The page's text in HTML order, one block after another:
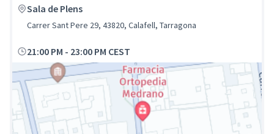
Sala de Plens
Carrer Sant Pere 29, 43820, Calafell, Tarragona
21:00 PM - 23:00 PM CEST